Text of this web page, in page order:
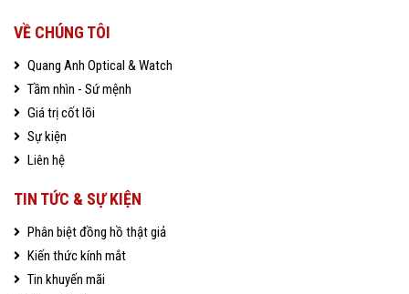
VỀ CHÚNG TÔI
Quang Anh Optical & Watch
Tầm nhìn - Sứ mệnh
Giá trị cốt lõi
Sự kiện
Liên hệ
TIN TỨC & SỰ KIỆN
Phân biệt đồng hồ thật giả
Kiến thức kính mắt
Tin khuyến mãi